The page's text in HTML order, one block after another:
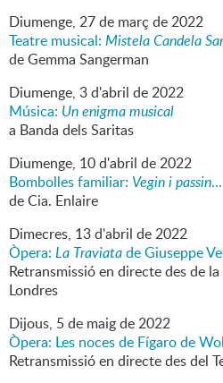
Diumenge, 27de març de2022
Teatre musical: Mistela Candela
de Gemma Sangerman
Diumenge, 3d'abril de2022
Música: Un enigma musical
a Banda dels Saritas
Diumenge, 10d'abril de2022
Bombolles familiar: Vegin i passin...
de Cia. Enlaire
Dimecres, 13d'abril de2022
Òpera: La Traviatade Giuseppe
Retransmissió en directe des de
Londres
Dijous, 5de maigde2022
Òpera: Les noces de Fígaro de
Retransmissió en directe des del